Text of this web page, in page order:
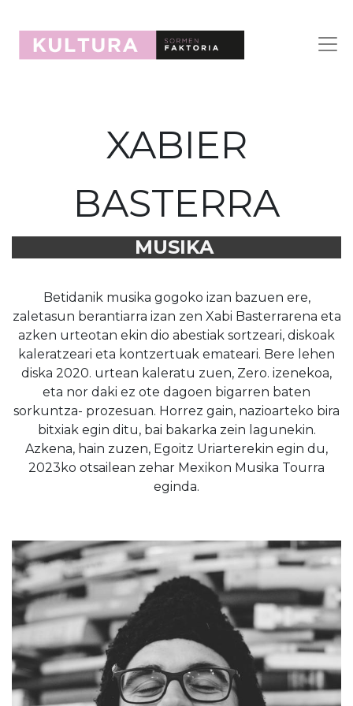
XABIER
BASTERRA
MUSIKA
Betidanik musika gogoko izan bazuen ere,
zaletasun berantiarra izan zen Xabi Basterrarena eta
azken urteotan ekin dio abestiak sortzeari, diskoak
kaleratzeari eta kontzertuak emateari. Bere lehen
diska 2020. urtean kaleratu zuen, Zero. izenekoa,
eta nor daki ez ote dagoen bigarren baten
sorkuntza- prozesuan. Horrez gain, nazioarteko bira
bitxiak egin ditu, bai bakarka zein lagunekin.
Azkena, hain zuzen, Egoitz Uriarterekin egin du,
2023ko otsailean zehar Mexikon Musika Tourra
eginda.